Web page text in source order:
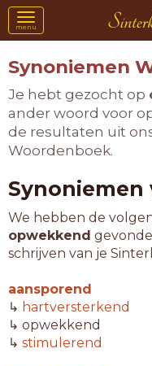
Toggle
navigation
menu
Synoniemen
Je hebt gezocht op
ander woord voor
de resultaten uit
Woordenboek.
Synoniemen
We hebben de
opwekkend
schrijven van je
aansporend
↳ hartversterkend
↳ opwekkend
↳ stimulerend